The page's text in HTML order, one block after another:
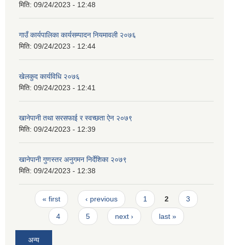
मिति: 09/24/2023 - 12:48
गाउँ कार्यपालिका कार्यसम्पादन नियमावली २०७६
मिति: 09/24/2023 - 12:44
खेलकुद कार्यविधि २०७६
मिति: 09/24/2023 - 12:41
खानेपानी तथा सरसफाई र स्वच्छता ऐन २०७९
मिति: 09/24/2023 - 12:39
खानेपानी गुणस्तर अनुगमन निर्देशिका २०७९
मिति: 09/24/2023 - 12:38
Pages
« first ‹ previous 1 2 3
4 5 next › last »
अन्य